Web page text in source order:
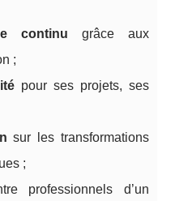
continu grâce aux
;
pour ses projets, ses
sur les transformations
;
professionnels d’un